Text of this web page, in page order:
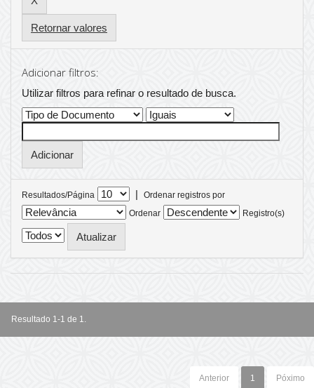
Retornar valores
Adicionar filtros:
Utilizar filtros para refinar o resultado de busca.
Resultados/Página |
Ordenar registros por
Ordenar
Registro(s)
Resultado 1-1 de 1.
Anterior 1 Póximo